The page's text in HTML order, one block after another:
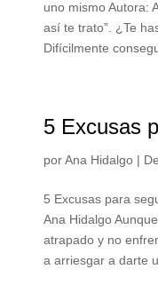
uno mismo Autora:
así te trato”. ¿Te
Difícilmente
5 Excusas
porAna Hidalgo |
5 Excusas para
Ana Hidalgo
atrapado y no
a arriesgar a darte